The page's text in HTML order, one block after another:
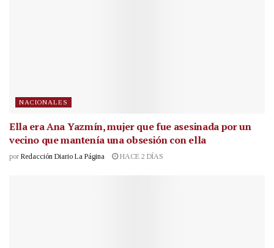
NACIONALES
Ella era Ana Yazmín, mujer que fue asesinada por un
vecino que mantenía una obsesión con ella
por Redacción Diario La Página HACE 2 DÍAS